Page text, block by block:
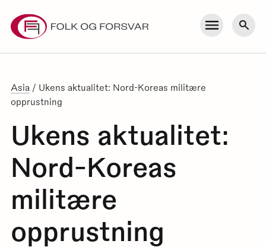
content
Meny Søk
Asia / Ukens aktualitet: Nord-Koreas militære
opprustning
Ukens aktualitet:
Nord-Koreas
militære
opprustning